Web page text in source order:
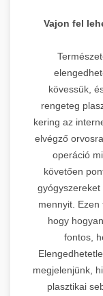
Vajon fel
kövessük,
rengeteg
kering az
elvégző
operáció
követően
mennyit. Ezen
hogy
fontos,
megjelenjünk,
plasztikai